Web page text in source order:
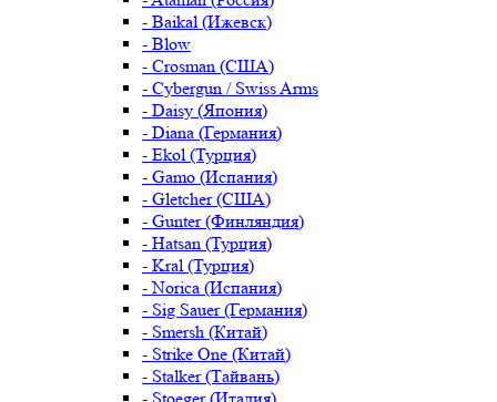
- Baikal (Ижевск)
- Blow
- Crosman (США)
- Cybergun / Swiss Arms
- Daisy (Япония)
- Diana (Германия)
- Ekol (Турция)
- Gamo (Испания)
- Gletcher (США)
- Gunter (Финляндия)
- Hatsan (Турция)
- Kral (Турция)
- Norica (Испания)
- Sig Sauer (Германия)
- Smersh (Китай)
- Strike One (Китай)
- Stalker (Тайвань)